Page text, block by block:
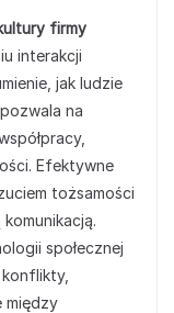
firmy
interakcji
jak ludzie
na
Efektywne
tożsamości
społecznej
między